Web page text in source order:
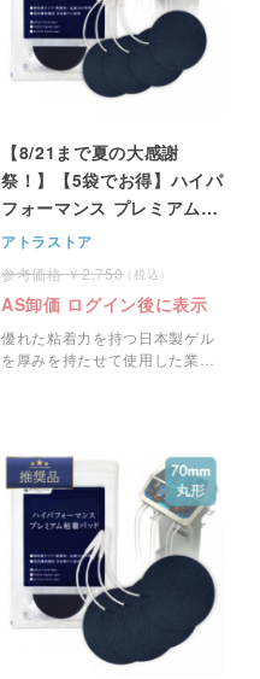
【8/21まで夏の大感謝
祭！】【5袋でお得】ハイパ
フォーマンス プレミアム粘
着パッド＜小・37mm丸型
＞ 4枚1組
アトラストア
2,750
AS卸価 ログイン後に表示
優れた粘着力を持つ日本製ゲル
を厚みを持たせて使用した業務